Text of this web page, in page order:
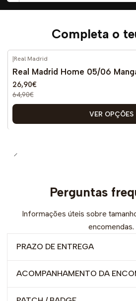
Completa o
-59% DESCONTO
|Real Madrid
Real Madrid Home 05/06
26,90€
64,90€
VER OPÇÕES
Perguntas
Informações úteis sobre
encomendas.
PRAZO DE ENTREGA
ACOMPANHAMENTO DA